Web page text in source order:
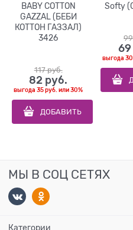
BABY COTTON
GAZZAL (БЕБИ
КОТТОН ГАЗЗАЛ)
3426
117 руб.
82 руб.
выгода35 руб. или30%
ДОБАВИТЬ
Softy
99
69
выгода 30
МЫ В СОЦ СЕТЯХ
Категории